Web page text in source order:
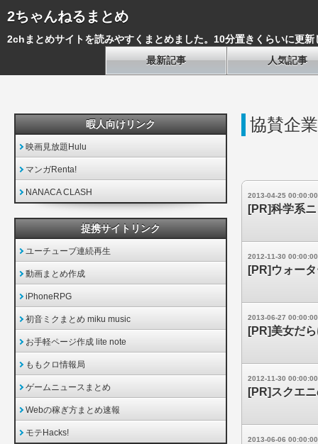
2ちゃんねるまとめ
2chまとめサイトを読みやすくまとめました。10分置きくらいに更新
最新記事
人気記事
協賛企業
2013-04-25 00:00:00
[PR]科学系
2012-11-30 00:00:00
[PR]ウォー
2013-06-27 00:00:00
[PR]美女だ
2012-11-30 00:00:00
[PR]スクエ
2013-06-06 00:00:00
暇人向けリンク
映画見放題Hulu
マンガRenta!
NANACA CLASH
提携サイトリンク
ユーチューブ連続再生
動画まとめ作成
iPhoneRPG
初音ミクまとめ miku music
お手軽ページ作成 lite note
ももクロ情報局
ゲームニュースまとめ
Webの稼ぎ方まとめ速報
モテHacks!